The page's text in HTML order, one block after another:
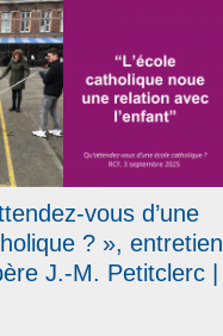
vous d’une
? », entretien
J.-M. Petitclerc |